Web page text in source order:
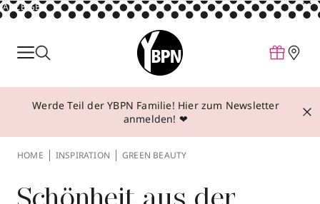
ANZEIGE
Parfum
Make-up
Behandlungen
Über YBPN
Werde Teil der YBPN Familie! Hier zum Newsletter
anmelden! ❤
HOME INSPIRATION GREEN BEAUTY